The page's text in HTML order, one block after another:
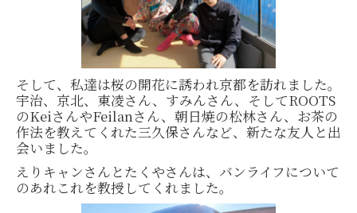
そして、私達は桜の開花に誘われ京都を訪れました。
宇治、京北、東凌さん、すみんさん、そしてROOTS
のKeiさんやFeilanさん、朝日焼の松林さん、お茶の
作法を教えてくれた三久保さんなど、新たな友人と出
会いました。
えりキャンさんとたくやさんは、バンライフについて
のあれこれを教授してくれました。